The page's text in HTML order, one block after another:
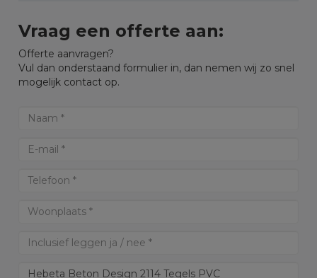
Vraag een offerte aan:
Offerte aanvragen?
Vul dan onderstaand formulier in, dan nemen wij zo snel
mogelijk contact op.